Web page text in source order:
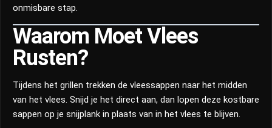
onmisbare stap.
Waarom Moet Vlees
Rusten?
Tijdens het grillen trekken de vleessappen naar het midden
van het vlees. Snijd je het direct aan, dan lopen deze kostbare
sappen op je snijplank in plaats van in het vlees te blijven.